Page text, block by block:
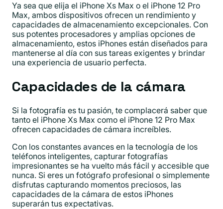
Ya sea que elija el iPhone Xs Max o el iPhone 12 Pro
Max, ambos dispositivos ofrecen un rendimiento y
capacidades de almacenamiento excepcionales. Con
sus potentes procesadores y amplias opciones de
almacenamiento, estos iPhones están diseñados para
mantenerse al día con sus tareas exigentes y brindar
una experiencia de usuario perfecta.
Capacidades de la cámara
Si la fotografía es tu pasión, te complacerá saber que
tanto el iPhone Xs Max como el iPhone 12 Pro Max
ofrecen capacidades de cámara increíbles.
Con los constantes avances en la tecnología de los
teléfonos inteligentes, capturar fotografías
impresionantes se ha vuelto más fácil y accesible que
nunca. Si eres un fotógrafo profesional o simplemente
disfrutas capturando momentos preciosos, las
capacidades de la cámara de estos iPhones
superarán tus expectativas.